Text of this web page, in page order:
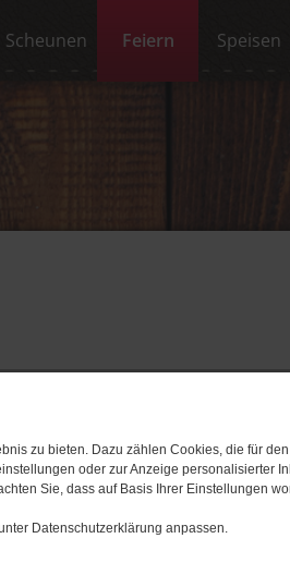
zu bieten. Dazu zählen Cookies, die für
oder zur Anzeige personalisierter
Sie, dass auf Basis Ihrer Einstellungen
Datenschutzerklärung anpassen.
Scheunen Feiern Speisen